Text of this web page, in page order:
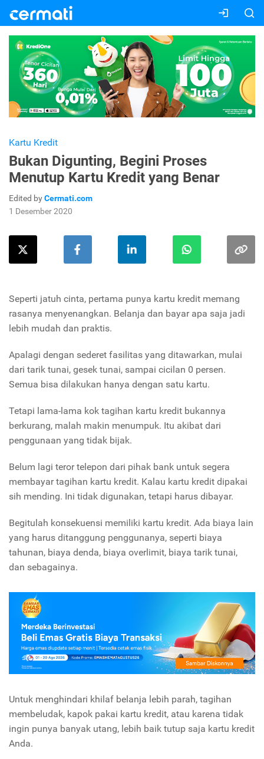
Kartu Kredit
Bukan Digunting, Begini Proses
Menutup Kartu Kredit yang Benar
Edited byCermati.com
1 Desember 2020
Seperti jatuh cinta, pertama punya kartu kredit memang
rasanya menyenangkan. Belanja dan bayar apa saja jadi
lebih mudah dan praktis.
Apalagi dengan sederet fasilitas yang ditawarkan, mulai
dari tarik tunai, gesek tunai, sampai cicilan 0 persen.
Semua bisa dilakukan hanya dengan satu kartu.
Tetapi lama-lama kok tagihan kartu kredit bukannya
berkurang, malah makin menumpuk. Itu akibat dari
penggunaan yang tidak bijak.
Belum lagi teror telepon dari pihak bank untuk segera
membayar tagihan kartu kredit. Kalau kartu kredit dipakai
sih mending. Ini tidak digunakan, tetapi harus dibayar.
Begitulah konsekuensi memiliki kartu kredit. Ada biaya lain
yang harus ditanggung penggunanya, seperti biaya
tahunan, biaya denda, biaya overlimit, biaya tarik tunai,
dan sebagainya.
Untuk menghindari khilaf belanja lebih parah, tagihan
membeludak, kapok pakai kartu kredit, atau karena tidak
ingin punya banyak utang, lebih baik tutup saja kartu kredit
Anda.